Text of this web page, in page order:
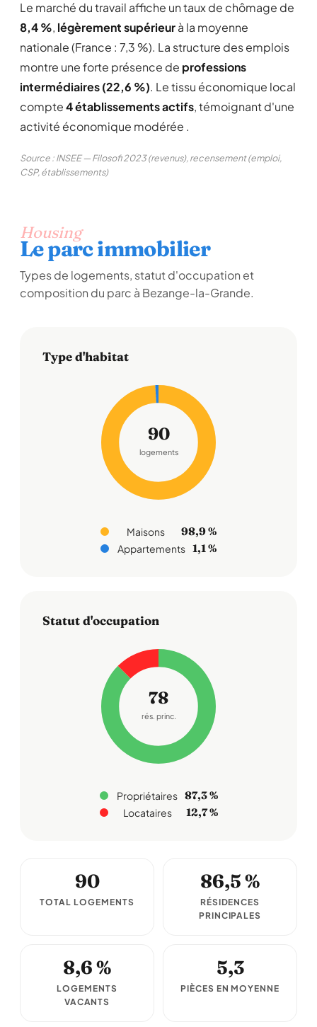
Le marché du travail affiche un taux de chômage de
8,4 %, légèrement supérieurà la moyenne
nationale (France : 7,3 %). La structure des emplois
montre une forte présence de professions
intermédiaires (22,6 %). Le tissu économique local
compte4 établissements actifs, témoignant d'une
activité économique modérée .
Source : INSEE — Filosofi 2023 (revenus), recensement (emploi,
CSP, établissements)
Housing
Le parc immobilier
Types de logements, statut d'occupation et
composition du parc à Bezange-la-Grande.
Type d'habitat
90
logements
Maisons 98,9 %
Appartements 1,1 %
Statut d'occupation
78
rés. princ.
Propriétaires 87,3 %
Locataires 12,7 %
90
TOTAL LOGEMENTS
86,5 %
RÉSIDENCES
PRINCIPALES
8,6 %
LOGEMENTS
VACANTS
5,3
PIÈCES EN MOYENNE